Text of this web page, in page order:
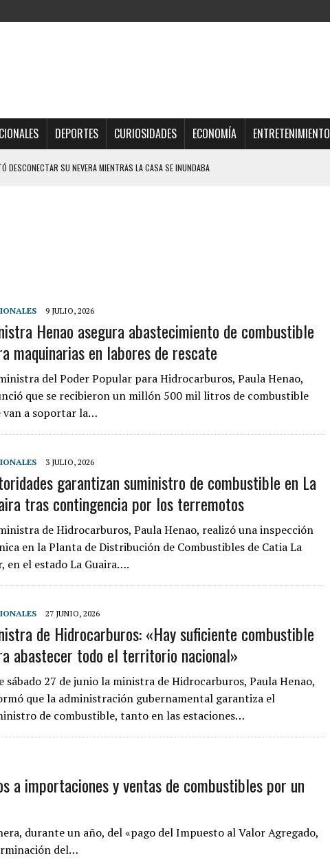
DEPORTES CURIOSIDADES ECONOMÍA ENTRETENIMIENTO
DESCONECTAR SU NEVERA MIENTRAS LA CASA SE INUNDABA
A SUS HIJOS, UNO PERDIÓ LA VIDA
CONTRA ADOLESCENTE VENEZOLANO: AUTOR MATERIAL SE MANTIENE EN FUGA
MÚLTIPLE EN LA AUTOPISTA VALLE-COCHE
DE 15 AÑOS EN LICEO DE CHILE: SUS COMPAÑEROS LO ESPERARON EN LA SALIDA
DE TRATAMIENTO DESENCADENÓ TRAGEDIA FAMILIAR
AL SUICIDIO A UNA ADOLESCENTE DE 13 AÑOS TRAS ABUSAR DE ELLA
UN HOMBRE Y SU FAMILIA TRAS LOS TERREMOTOS: CAYERON DESDE EL PISO NUEVE DEL
9 JULIO, 2026
Henao asegura abastecimiento de combustible
maquinarias en labores de rescate
del Poder Popular para Hidrocarburos, Paula Henao,
que se recibieron un millón 500 mil litros de combustible
van a soportar la…
3 JULIO, 2026
garantizan suministro de combustible en La
tras contingencia por los terremotos
de Hidrocarburos, Paula Henao, realizó una inspección
en la Planta de Distribución de Combustibles de Catia La
en el estado La Guaira….
27 JUNIO, 2026
de Hidrocarburos: «Hay suficiente combustible
abastecer todo el territorio nacional»
sábado 27 de junio la ministra de Hidrocarburos, Paula Henao,
que la administración gubernamental garantiza el
de combustible, tanto en las estaciones…
a importaciones y ventas de combustibles por un
durante un año, del «pago del Impuesto al Valor Agregado,
del…